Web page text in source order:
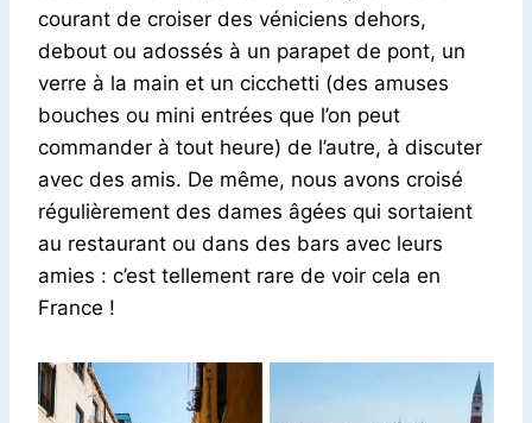
courant de croiser des véniciens dehors,
debout ou adossés à un parapet de pont, un
verre à la main et un cicchetti (des amuses
bouches ou mini entrées que l’on peut
commander à tout heure) de l’autre, à discuter
avec des amis. De même, nous avons croisé
régulièrement des dames âgées qui sortaient
au restaurant ou dans des bars avec leurs
amies : c’est tellement rare de voir cela en
France !